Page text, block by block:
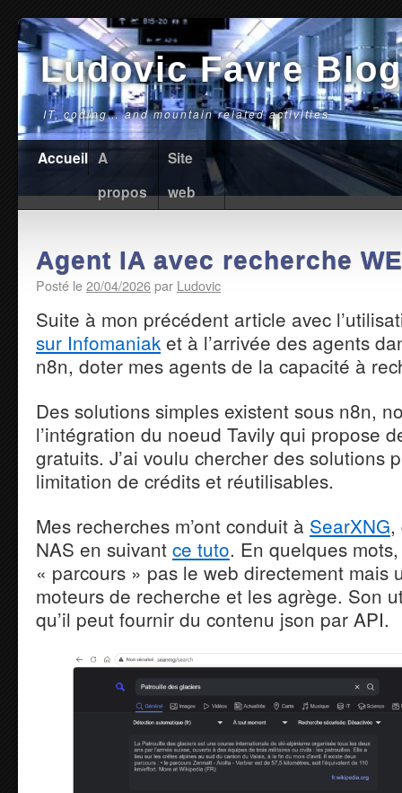
Ludovic Favre Blog
IT, coding… and mountain related activities
Accueil A
propos
Site
web
Agent IA avec recherche
Posté le20/04/2026par Ludovic
Suite à mon précédent article avec
sur Infomaniaket à l’arrivée des agents
n8n, doter mes agents de la capacité à
Des solutions simples existent sous n8n,
l’intégration du noeud Tavily qui propose
gratuits. J’ai voulu chercher des solutions
limitation de crédits et réutilisables.
Mes recherches m’ont conduit à SearXNG,
NAS en suivant ce tuto. En quelques
« parcours » pas le web directement mais
moteurs de recherche et les agrège. Son
qu’il peut fournir du contenu json par API.